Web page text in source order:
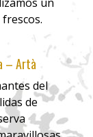
un
– Artà
del
de